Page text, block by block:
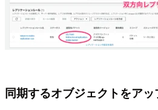
同期するオブジェクトをアッ